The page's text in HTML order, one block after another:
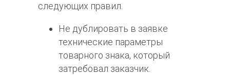
следующих правил.
Не дублировать в заявке
технические параметры
товарного знака, который
затребовал заказчик.